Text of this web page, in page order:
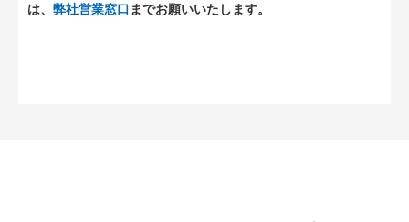
は、 弊社営業窓口 までお願いいたします。